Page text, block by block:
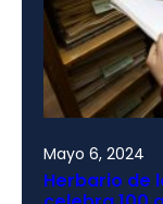
Mayo 6, 2024
Herbario de